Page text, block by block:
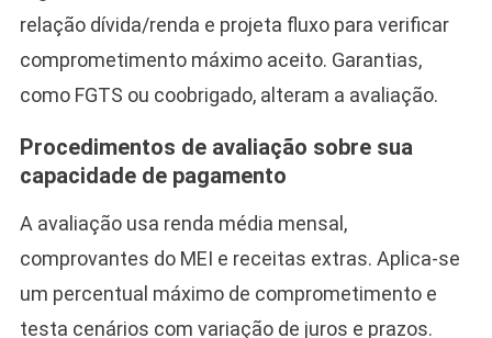
relação dívida/renda e projeta fluxo para verificar
comprometimento máximo aceito. Garantias,
como FGTS ou coobrigado, alteram a avaliação.
Procedimentos de avaliação sobre sua
capacidade de pagamento
A avaliação usa renda média mensal,
comprovantes do MEI e receitas extras. Aplica-se
um percentual máximo de comprometimento e
testa cenários com variação de juros e prazos.